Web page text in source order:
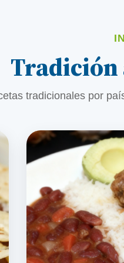
tradicionales por